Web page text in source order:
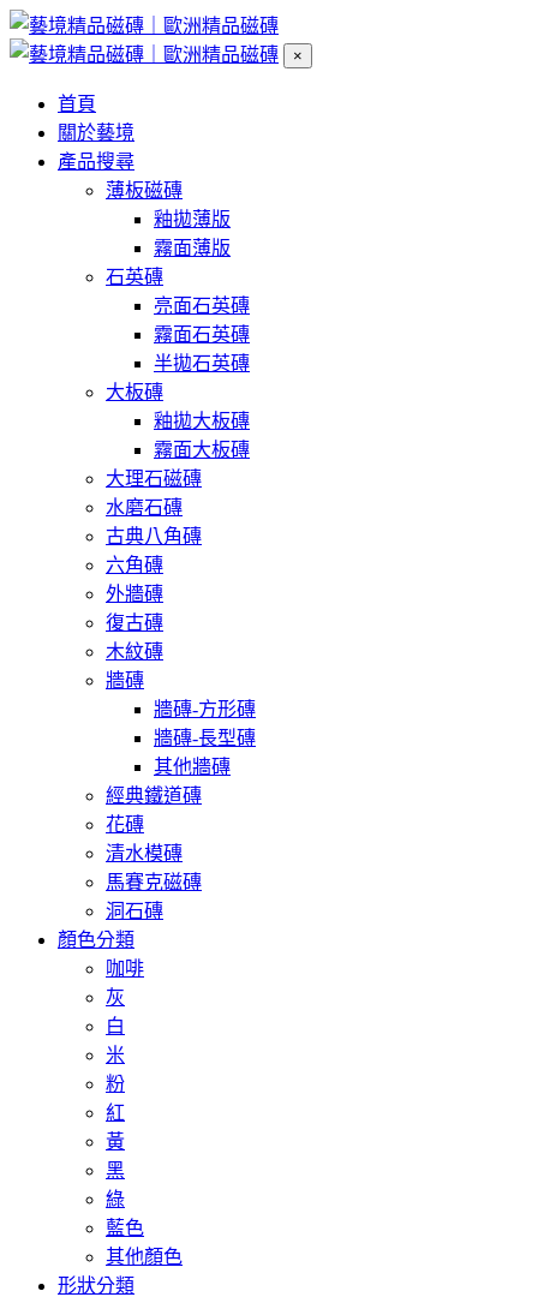
×
首頁
關於藝境
產品搜尋
薄板磁磚
釉拋薄版
霧面薄版
石英磚
亮面石英磚
霧面石英磚
半拋石英磚
大板磚
釉拋大板磚
霧面大板磚
大理石磁磚
水磨石磚
古典八角磚
六角磚
外牆磚
復古磚
木紋磚
牆磚
牆磚-方形磚
牆磚-長型磚
其他牆磚
經典鐵道磚
花磚
清水模磚
馬賽克磁磚
洞石磚
顏色分類
咖啡
灰
白
米
粉
紅
黃
黑
綠
藍色
其他顏色
形狀分類